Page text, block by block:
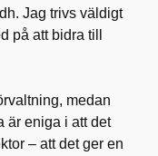
Jag trivs väldigt
på att bidra till
medan
är eniga i att det
– att det ger en